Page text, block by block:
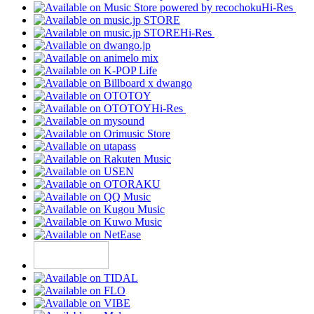
Hi-Res
Hi-Res
Hi-Res